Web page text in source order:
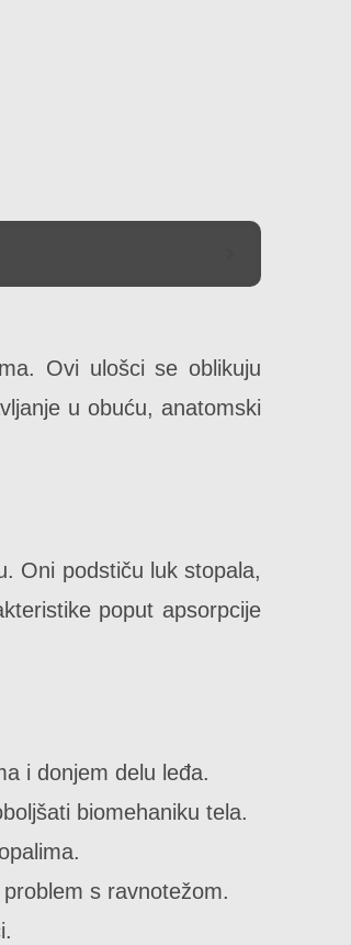
Ovi ulošci se oblikuju
u obuću, anatomski
Oni podstiču luk stopala,
poput apsorpcije
i donjem delu leđa.
biomehaniku tela.
s ravnotežom.